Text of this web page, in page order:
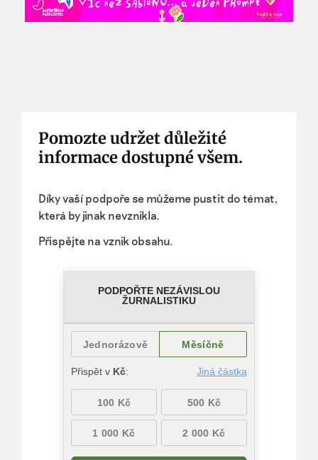
Pomozte udržet důležité
informace dostupné všem.
Díky vaší podpoře se můžeme pustit do témat,
která by jinak nevznikla.
Přispějte na vznik obsahu.